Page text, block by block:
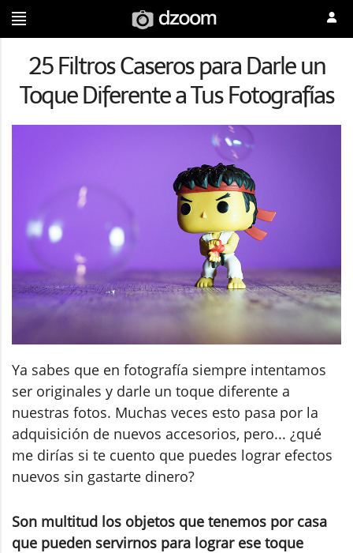
25 Filtros Caseros para Darle un
Toque Diferente a Tus Fotografías
Ya sabes que en fotografía siempre intentamos
ser originales y darle un toque diferente a
nuestras fotos. Muchas veces esto pasa por la
adquisición de nuevos accesorios, pero... ¿qué
me dirías si te cuento que puedes lograr efectos
nuevos sin gastarte dinero?
Son multitud los objetos que tenemos por casa
que pueden servirnos para lograr ese toque